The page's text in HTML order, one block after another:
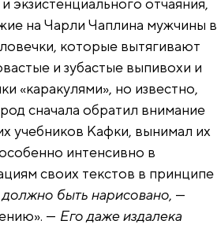
отчаяния,
на Чарли Чаплина мужчины в
которые вытягивают
и зубастые выпивохи и
«каракулями», но известно,
сначала обратил внимание
учебников Кафки, вынимал их
интенсивно в
своих текстов в принципе
быть нарисовано, —
— Его даже издалека